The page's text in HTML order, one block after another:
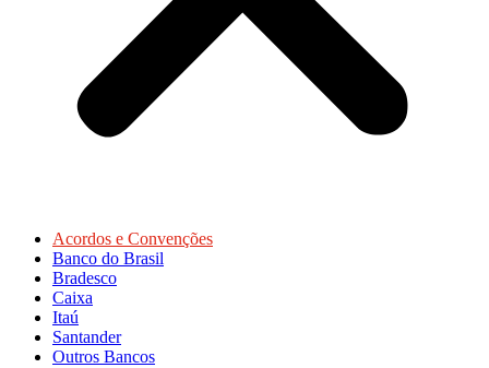
Acordos e Convenções
Banco do Brasil
Bradesco
Caixa
Itaú
Santander
Outros Bancos